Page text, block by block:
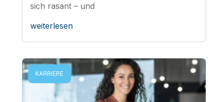
sich rasant – und
weiterlesen
KARRIERE